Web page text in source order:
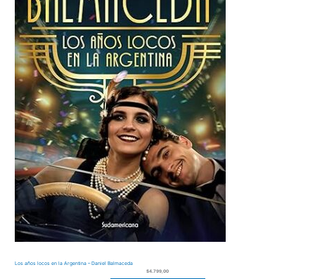
Los años locos en la Argentina – Daniel Balmaceda
$4.799,00